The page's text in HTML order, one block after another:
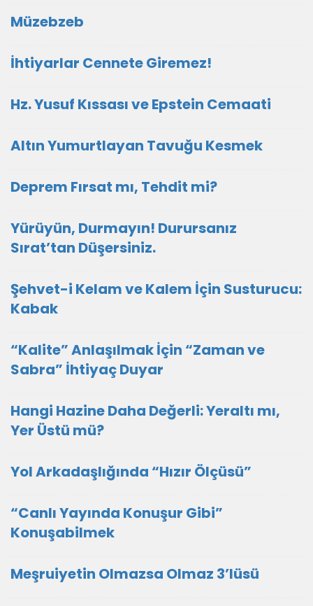
Müzebzeb
İhtiyarlar Cennete Giremez!
Hz. Yusuf Kıssası ve Epstein Cemaati
Altın Yumurtlayan Tavuğu Kesmek
Deprem Fırsat mı, Tehdit mi?
Yürüyün, Durmayın! Durursanız
Sırat’tan Düşersiniz.
Şehvet-i Kelam ve Kalem İçin Susturucu:
Kabak
“Kalite” Anlaşılmak İçin “Zaman ve
Sabra” İhtiyaç Duyar
Hangi Hazine Daha Değerli: Yeraltı mı,
Yer Üstü mü?
Yol Arkadaşlığında “Hızır Ölçüsü”
“Canlı Yayında Konuşur Gibi”
Konuşabilmek
Meşruiyetin Olmazsa Olmaz 3’lüsü